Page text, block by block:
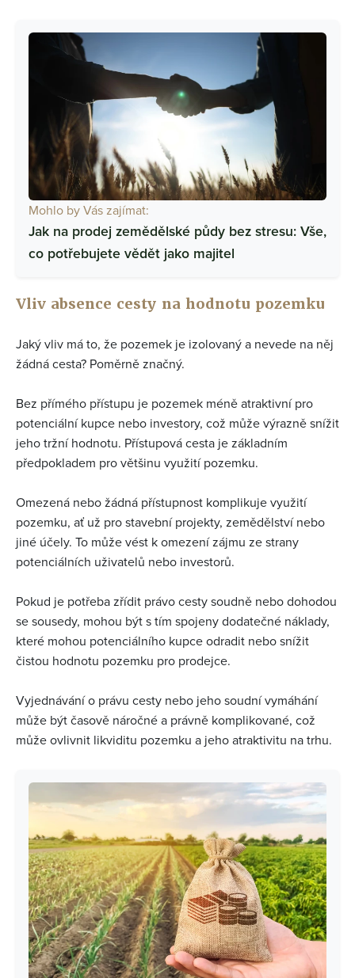
Mohlo by Vás zajímat:
Jak na prodej zemědělské půdy bez stresu: Vše,
co potřebujete vědět jako majitel
Vliv absence cesty na hodnotu pozemku
Jaký vliv má to, že pozemek je izolovaný a nevede na něj
žádná cesta? Poměrně značný.
Bez přímého přístupu je pozemek méně atraktivní pro
potenciální kupce nebo investory, což může výrazně snížit
jeho tržní hodnotu. Přístupová cesta je základním
předpokladem pro většinu využití pozemku.
Omezená nebo žádná přístupnost komplikuje využití
pozemku, ať už pro stavební projekty, zemědělství nebo
jiné účely. To může vést k omezení zájmu ze strany
potenciálních uživatelů nebo investorů.
Pokud je potřeba zřídit právo cesty soudně nebo dohodou
se sousedy, mohou být s tím spojeny dodatečné náklady,
které mohou potenciálního kupce odradit nebo snížit
čistou hodnotu pozemku pro prodejce.
Vyjednávání o právu cesty nebo jeho soudní vymáhání
může být časově náročné a právně komplikované, což
může ovlivnit likviditu pozemku a jeho atraktivitu na trhu.